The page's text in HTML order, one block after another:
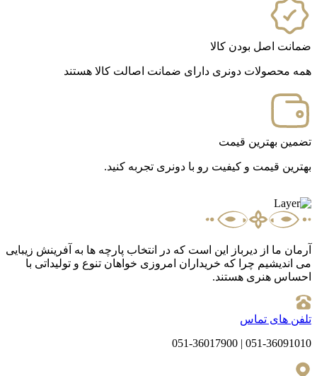
ضمانت اصل بودن کالا
همه محصولات دونری دارای ضمانت اصالت کالا هستند
تضمین بهترین قیمت
بهترین قیمت و کیفیت رو با دونری تجربه کنید.
آرمان ما از دیرباز این است که در انتخاب پارچه ها به آفرینش زیبایی
می اندیشیم چرا که خریداران امروزی خواهان تنوع و تولیداتی با
احساس هنری هستند.
تلفن های تماس
051-36091010 | 051-36017900